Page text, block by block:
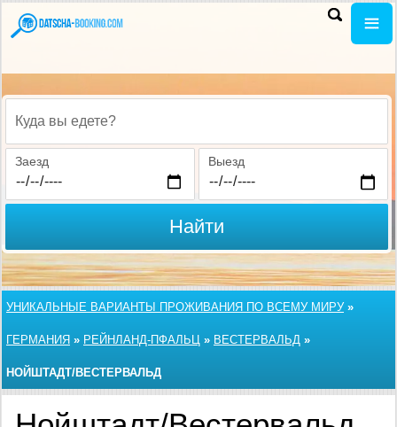
Куда вы едете?
Заезд Выезд
Найти
УНИКАЛЬНЫЕ ВАРИАНТЫ ПРОЖИВАНИЯ ПО ВСЕМУ МИРУ»
ГЕРМАНИЯ » РЕЙНЛАНД-ПФАЛЬЦ » ВЕСТЕРВАЛЬД »
НОЙШТАДТ/ВЕСТЕРВАЛЬД